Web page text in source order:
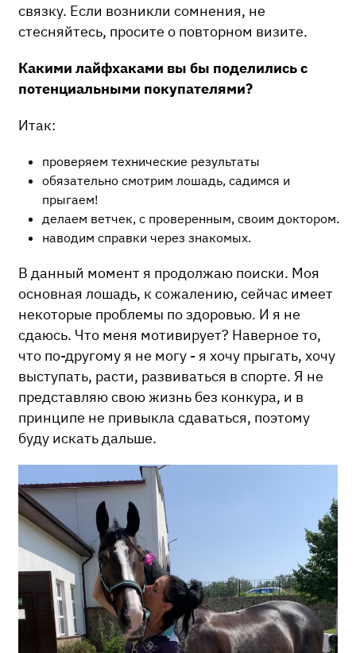
связку. Если возникли сомнения, не
стесняйтесь, просите о повторном визите.
Какими лайфхаками вы бы поделились с
потенциальными покупателями?
Итак:
проверяем технические результаты
обязательно смотрим лошадь, садимся и
прыгаем!
делаем ветчек, с проверенным, своим доктором.
наводим справки через знакомых.
В данный момент я продолжаю поиски. Моя
основная лошадь, к сожалению, сейчас имеет
некоторые проблемы по здоровью. И я не
сдаюсь. Что меня мотивирует? Наверное то,
что по-другому я не могу - я хочу прыгать, хочу
выступать, расти, развиваться в спорте. Я не
представляю свою жизнь без конкура, и в
принципе не привыкла сдаваться, поэтому
буду искать дальше.